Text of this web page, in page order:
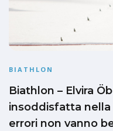
BIATHLON
Biathlon – Elvira
insoddisfatta nella
errori non vanno